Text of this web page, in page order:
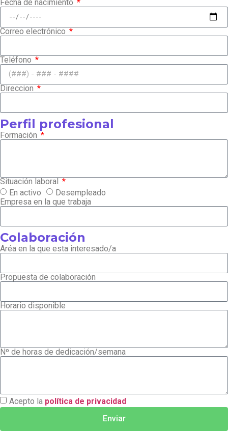
Fecha de nacimiento
Correo electrónico
Teléfono
Direccion
Perfil profesional
Formación
Situación laboral
En activo
Desempleado
Empresa en la que trabaja
Colaboración
Aréa en la que esta interesado/a
Propuesta de colaboración
Horario disponible
Nº de horas de dedicación/semana
Acepto la política de privacidad
Enviar